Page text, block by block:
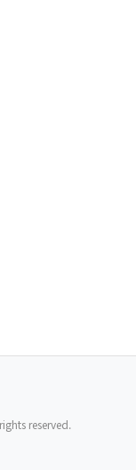
reserved.